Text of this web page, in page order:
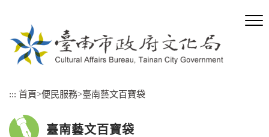
::: 首頁>便民服務>臺南藝文百寶袋
臺南藝文百寶袋